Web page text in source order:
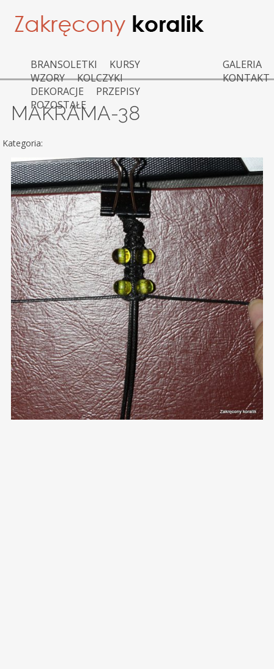
BRANSOLETKI
KURSY
WZORY
KOLCZYKI
DEKORACJE
PRZEPISY
POZOSTAŁE
GALERIA
KONTAKT
MAKRAMA-38
Kategoria: